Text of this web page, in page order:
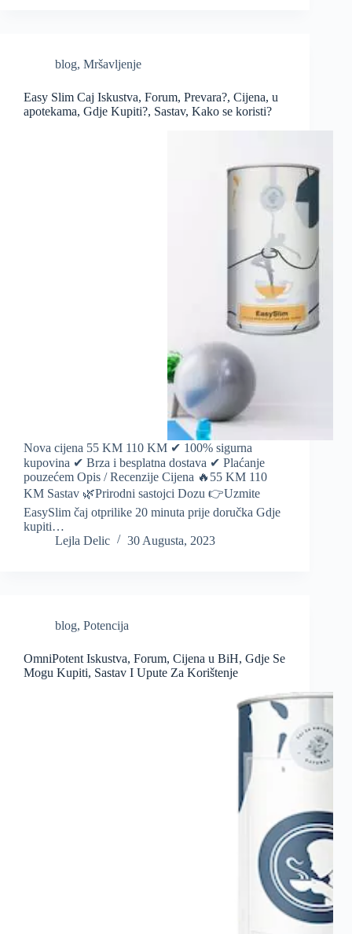
blog, Mršavljenje
Easy Slim Caj Iskustva, Forum, Prevara?, Cijena, u
apotekama, Gdje Kupiti?, Sastav, Kako se koristi?
Nova cijena 55 KM 110 KM ✔ 100% sigurna
kupovina ✔ Brza i besplatna dostava ✔ Plaćanje
pouzećem Opis / Recenzije Cijena 🔥55 KM 110
KM Sastav 🌿Prirodni sastojci Dozu 👉Uzmite
EasySlim čaj otprilike 20 minuta prije doručka Gdje
kupiti…
Lejla Delic
30 Augusta, 2023
blog, Potencija
OmniPotent Iskustva, Forum, Cijena u BiH, Gdje Se
Mogu Kupiti, Sastav I Upute Za Korištenje